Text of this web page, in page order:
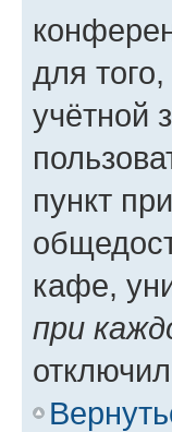
для
учётной
пункт
кафе,
при